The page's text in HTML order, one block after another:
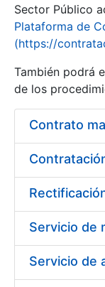
Sector Público
Plataforma de
(https://
También podrá
de los